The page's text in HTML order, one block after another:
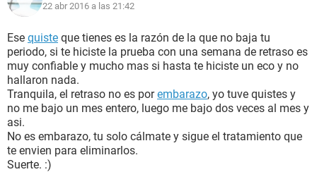
22 abr 2016 a las 21:42
Ese quiste que tienes es la razón de la que no baja tu
periodo, si te hiciste la prueba con una semana de retraso es
muy confiable y mucho mas si hasta te hiciste un eco y no
hallaron nada.
Tranquila, el retraso no es porembarazo, yo tuve quistes y
no me bajo un mes entero, luego me bajo dos veces al mes y
asi.
No es embarazo, tu solo cálmate y sigue el tratamiento que
te envien para eliminarlos.
Suerte. :)